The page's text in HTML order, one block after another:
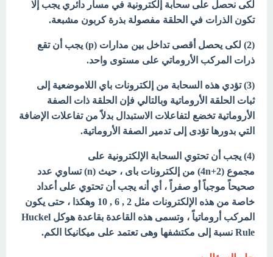
لكى نحصل على سحابة إلكترونية في مسار دائري يجب إلا
تكون الذرات في الحلقة مفصولة بذرة كربون مشبعة.
(2) لكى يحصل أقصى تداخل بين مدارات (p) يجب أن تقع
ذرات المركب الأروماتي على مستوى واحد.
(3) تؤدي هذه السحابة من إلكترونات باي اللاموضعية إلى
ثبات الحلقة الأروماتية وبالتالي فإن الحلقة ذات الصفة
الأروماتية تخضع لتفاعلات الاستبدال بدلاً من تفاعلات الإضافة
التي بدورها تؤدى إلى تدمير الصفة الأروماتية.
(4) يجب أن تحتوي السحابة الإلكترونية على
مجموع (4n+2) من إلكترونات باى ، حيث (n) تساوي عدد
صحيحاً موجباً أو صفراً ، أي أنه يجب أن تحتوي على أعداد
خاصة من هذه الإلكترونات مثل 2 , 6 , 10 وهكذا ، حتى يكون
المركب أروماتياً ، وتسمى هذه القاعدة بقاعدة هوكل Huckel
Rule نسبة إلى مكتشفها وهى تعتمد على ميكانيكا الكم.